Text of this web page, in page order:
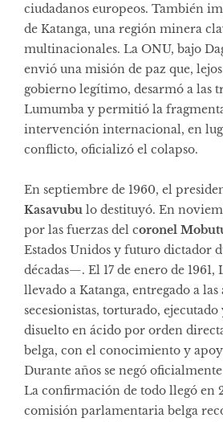
ciudadanos europeos. También
de Katanga, una región minera
multinacionales. La ONU, bajo
envió una misión de paz que,
gobierno legítimo, desarmó a las
Lumumba y permitió la
intervención internacional, en
conflicto, oficializó el colapso.
En septiembre de 1960, el
Kasavubu lo destituyó. En
por las fuerzas del coronel
Estados Unidos y futuro dictador
décadas—. El 17 de enero de
llevado a Katanga, entregado a las
secesionistas, torturado,
disuelto en ácido por orden
belga, con el conocimiento y
Durante años se negó
La confirmación de todo llegó en
comisión parlamentaria belga